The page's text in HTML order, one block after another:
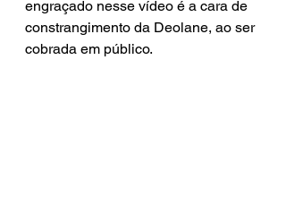
engraçado nesse vídeo é a cara de
constrangimento da Deolane, ao ser
cobrada em público.